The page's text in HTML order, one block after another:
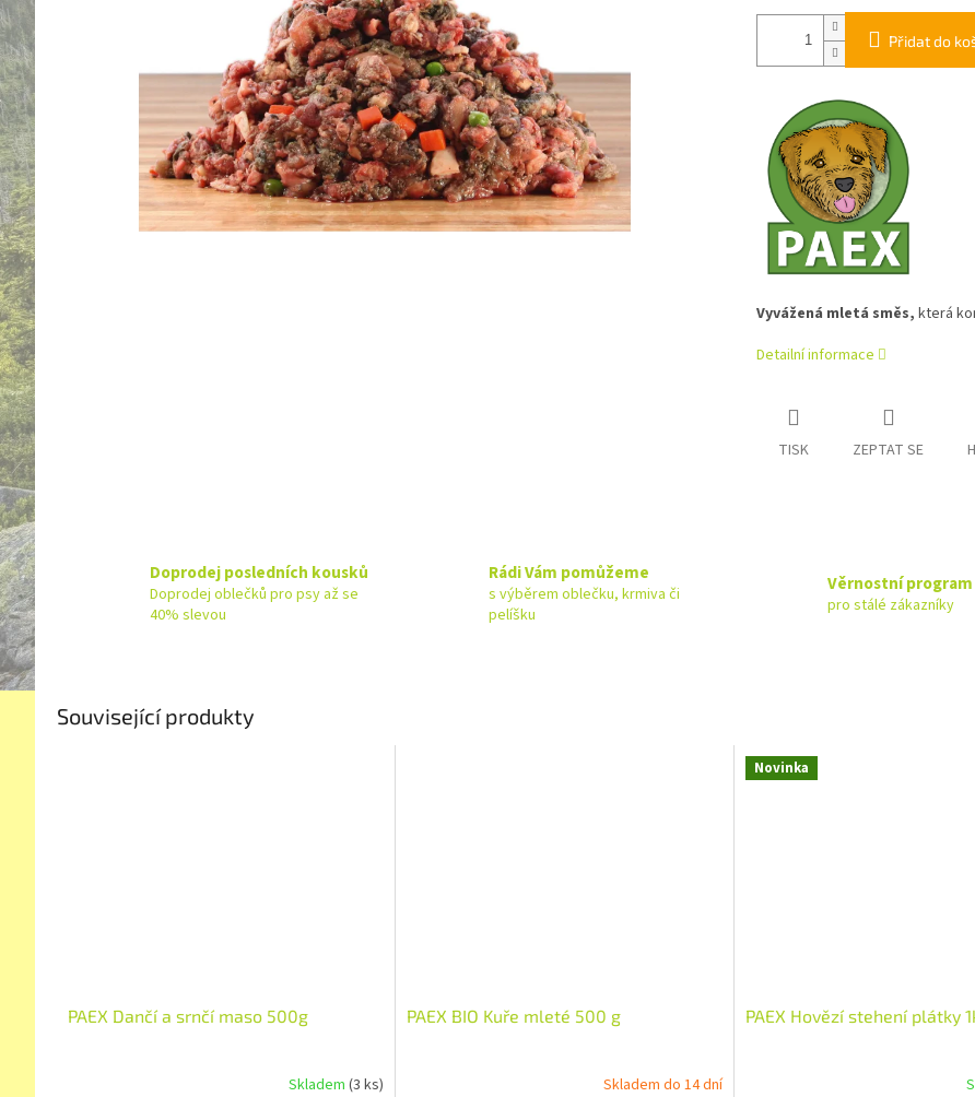
Přidat do
Vyvážená mletá směs, která
Detailní informace
TISK ZEPTAT SE
Doprodej posledních kousků
Doprodej oblečků pro psy až se
40% slevou
Rádi Vám pomůžeme
s výběrem oblečku, krmiva či
pelíšku
Věrnostní program
pro stálé zákazníky
Související produkty
PAEX Dančí a srnčí maso 500g
Skladem (3 ks)
PAEX BIO Kuře mleté 500 g
Skladem do 14 dní
Novinka
PAEX Hovězí stehení plátky